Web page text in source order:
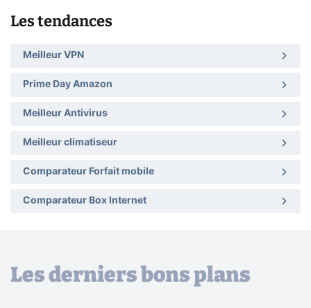
Les tendances
Meilleur VPN
Prime Day Amazon
Meilleur Antivirus
Meilleur climatiseur
Comparateur Forfait mobile
Comparateur Box Internet
Les derniers bons plans